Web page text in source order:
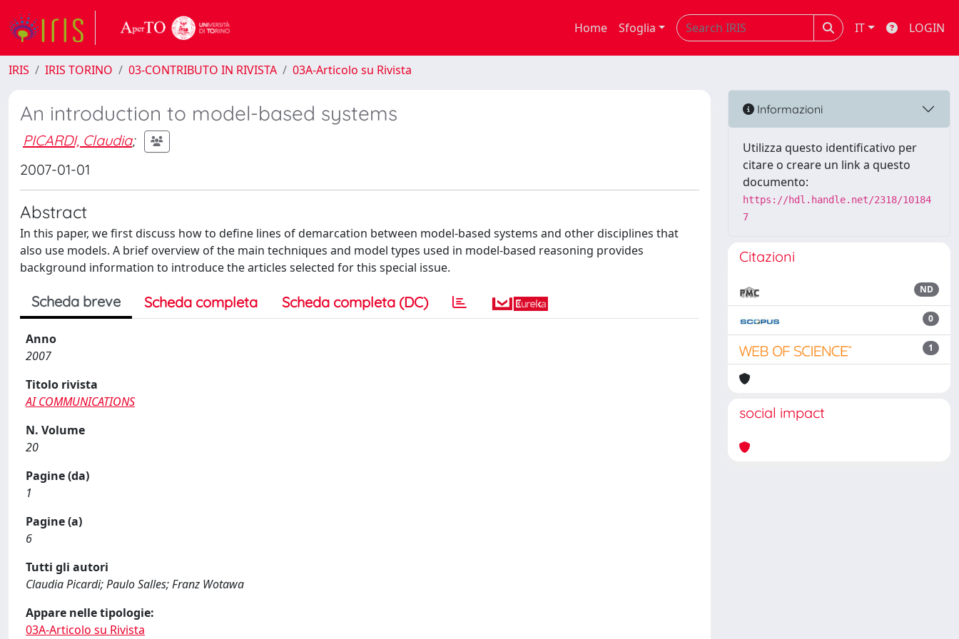
Home Sfoglia IT LOGIN
IRIS IRIS TORINO 03-CONTRIBUTO IN RIVISTA 03A-Articolo su Rivista
An introduction to model-based systems
PICARDI, Claudia;
2007-01-01
Abstract
In this paper, we first discuss how to define lines of demarcation between model-based systems and other disciplines that
also use models. A brief overview of the main techniques and model types used in model-based reasoning provides
background information to introduce the articles selected for this special issue.
Scheda breve Scheda completa Scheda completa (DC)
Anno
2007
Titolo rivista
AI COMMUNICATIONS
N. Volume
20
Pagine (da)
1
Pagine (a)
6
Tutti gli autori
Claudia Picardi; Paulo Salles; Franz Wotawa
Appare nelle tipologie:
03A-Articolo su Rivista
Informazioni
Utilizza questo identificativo per
citare o creare un link a questo
documento:
https://hdl.handle.net/2318/10184
7
Citazioni
ND
0
1
social impact